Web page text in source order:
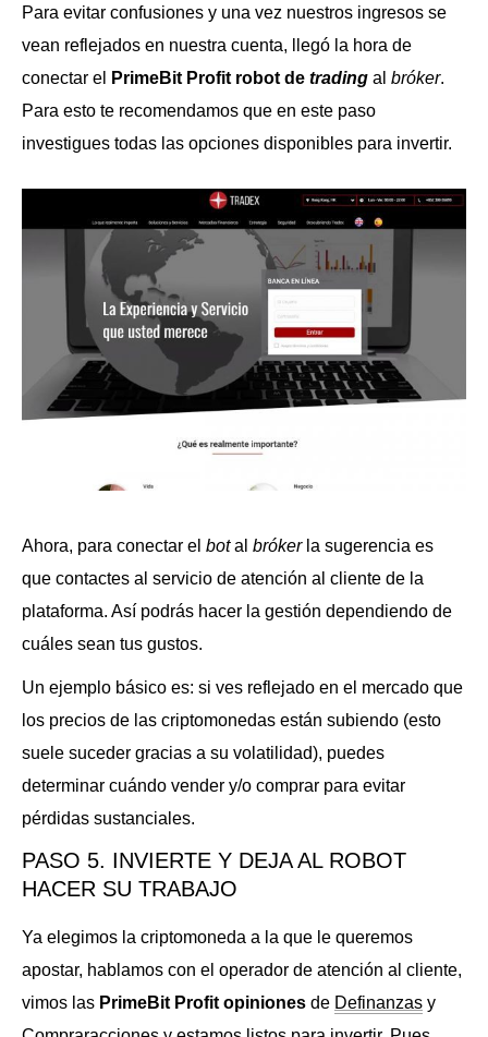
Para evitar confusiones y una vez nuestros ingresos se
vean reflejados en nuestra cuenta, llegó la hora de
conectar el
PrimeBit Profit robot de trading al bróker.
Para esto te recomendamos que en este paso
investigues todas las opciones disponibles para invertir.
Ahora, para conectar el botal brókerla sugerencia es
que contactes al servicio de atención al cliente de la
plataforma. Así podrás hacer la gestión dependiendo de
cuáles sean tus gustos.
Un ejemplo básico es: si ves reflejado en el mercado que
los precios de las criptomonedas están subiendo (esto
suele suceder gracias a su volatilidad), puedes
determinar cuándo vender y/o comprar para evitar
pérdidas sustanciales.
PASO 5. INVIERTE Y DEJA AL ROBOT
HACER SU TRABAJO
Ya elegimos la criptomoneda a la que le queremos
apostar, hablamos con el operador de atención al cliente,
vimos las PrimeBit Profit opiniones de Definanzas y